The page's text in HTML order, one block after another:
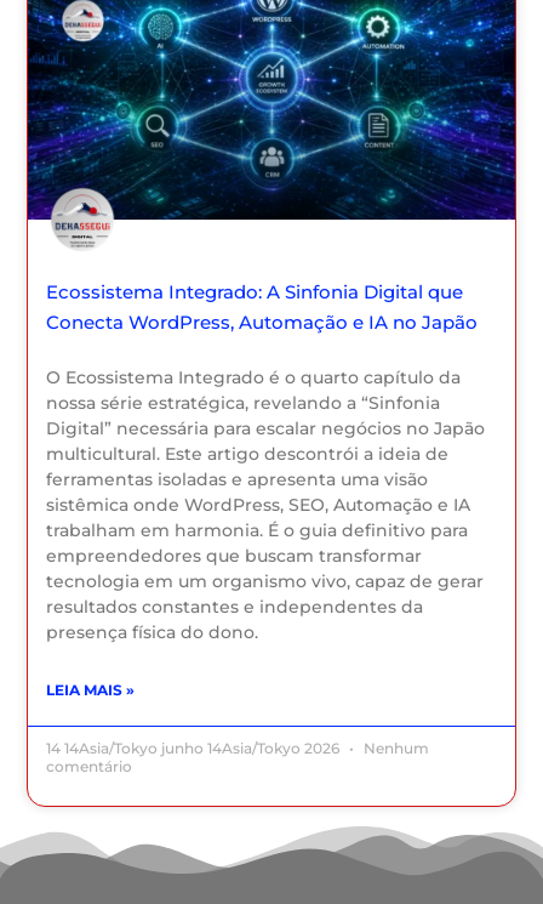
Ecossistema Integrado: A Sinfonia Digital que
Conecta WordPress, Automação e IA no Japão
O Ecossistema Integrado é o quarto capítulo da
nossa série estratégica, revelando a “Sinfonia
Digital” necessária para escalar negócios no Japão
multicultural. Este artigo descontrói a ideia de
ferramentas isoladas e apresenta uma visão
sistêmica onde WordPress, SEO, Automação e IA
trabalham em harmonia. É o guia definitivo para
empreendedores que buscam transformar
tecnologia em um organismo vivo, capaz de gerar
resultados constantes e independentes da
presença física do dono.
LEIA MAIS »
14 14Asia/Tokyo junho 14Asia/Tokyo 2026
Nenhum
comentário